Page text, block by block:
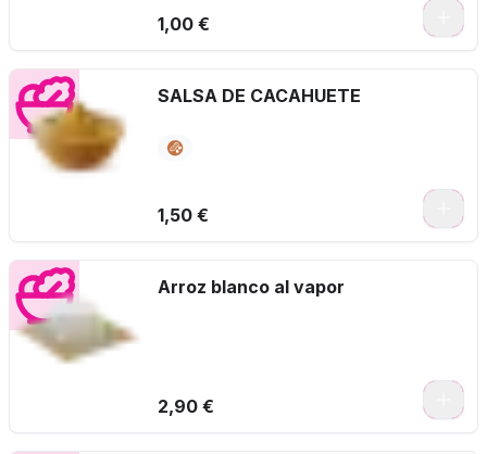
1,00 €
SALSA DE CACAHUETE
1,50 €
Arroz blanco al vapor
2,90 €